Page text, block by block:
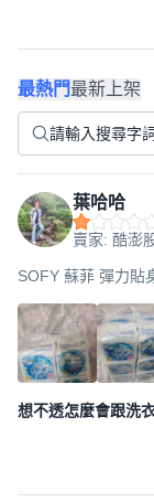
最熱門最新上架
葉哈哈
賣家: 酷澎
SOFY 蘇菲 彈力貼
想不透怎麼會跟洗